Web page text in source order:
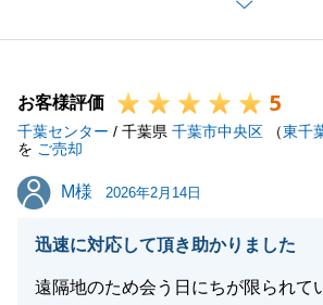
今後とも当社にお手伝いのできるこ
ら、お気軽にお申し付けくださいま
お客様評価 5
千葉センター / 千葉県 千葉市中央区 （東千
を ご売却
M様
M様 2026年2月14日
迅速に対応して頂き助かりました
遠隔地のため会う日にちが限られて